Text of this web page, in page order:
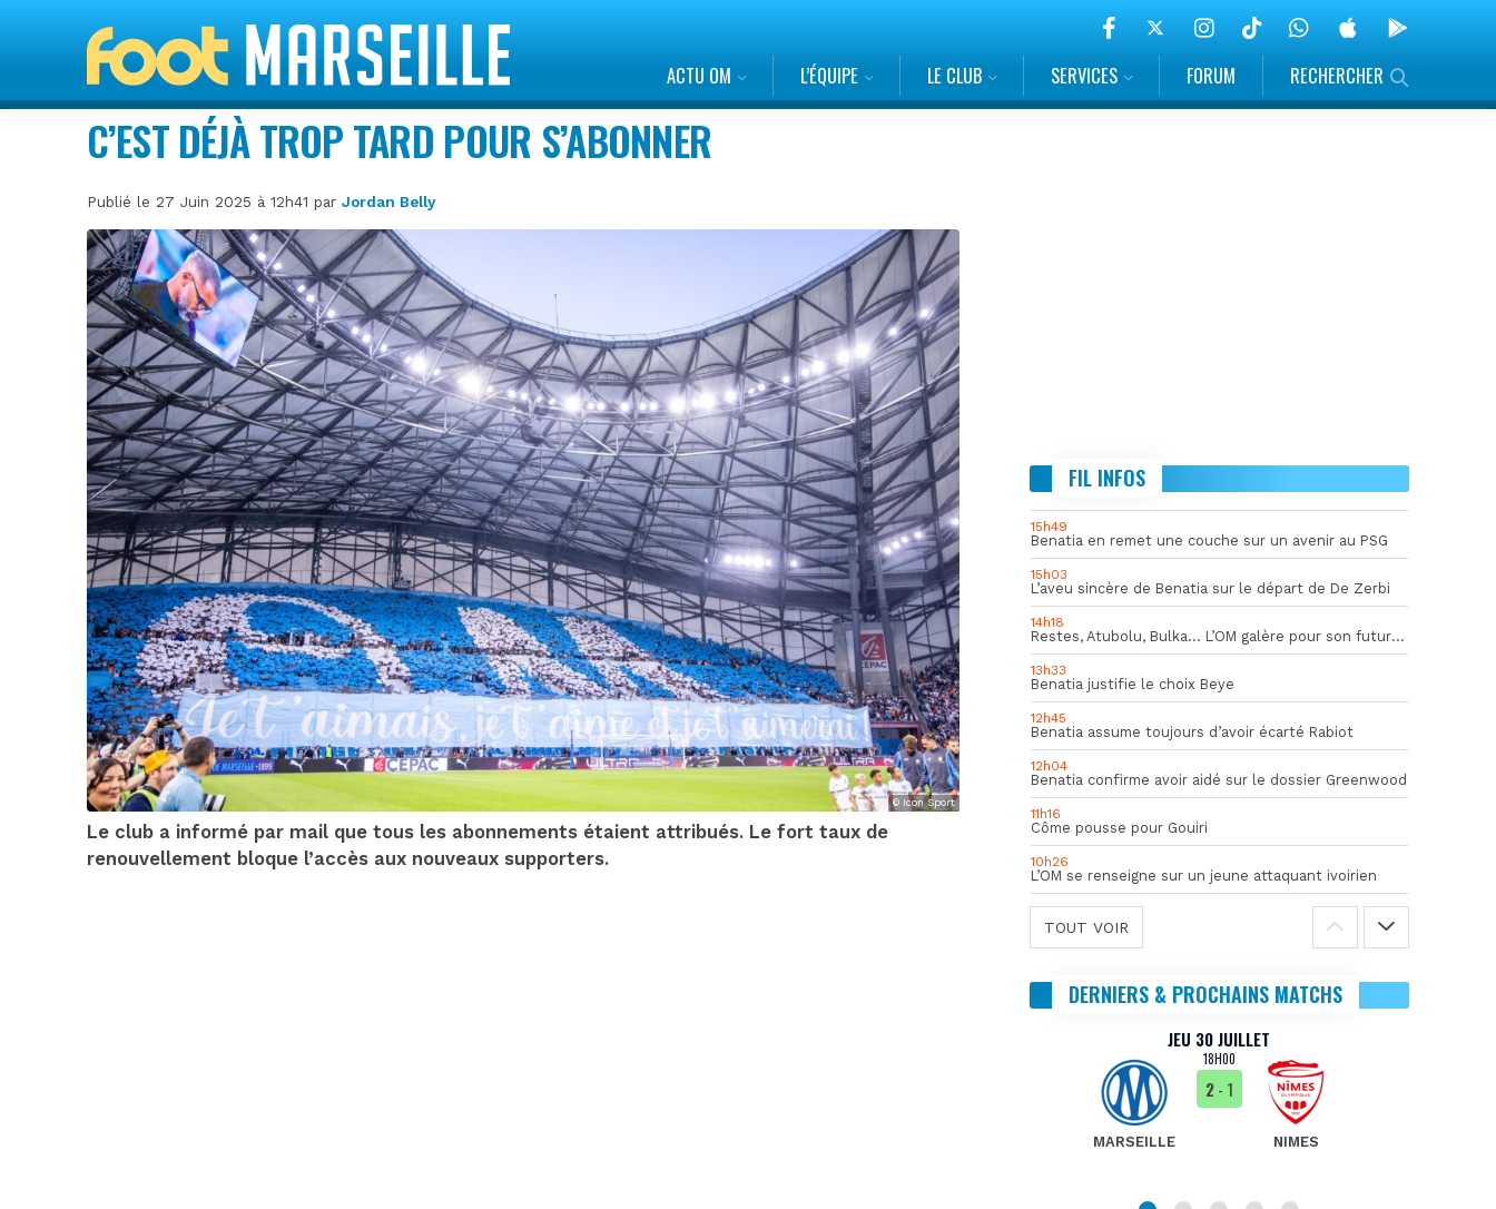
ACTU OM L’ÉQUIPE LE CLUB SERVICES FORUM RECHERCHER
C’EST DÉJÀ TROP TARD POUR S’ABONNER
Publié le 27 Juin 2025 à 12h41 parJordan Belly
© Icon Sport
Le club a informé par mail que tous les abonnements étaient attribués. Le fort taux de
renouvellement bloque l’accès aux nouveaux supporters.
FIL INFOS
15h49
Benatia en remet une couche sur un avenir au PSG
15h03
L’aveu sincère de Benatia sur le départ de De Zerbi
14h18
Restes, Atubolu, Bulka… L’OM galère pour son futur gardien numéro 1
13h33
Benatia justifie le choix Beye
12h45
Benatia assume toujours d’avoir écarté Rabiot
12h04
Benatia confirme avoir aidé sur le dossier Greenwood
11h16
Côme pousse pour Gouiri
10h26
L’OM se renseigne sur un jeune attaquant ivoirien
TOUT VOIR
DERNIERS & PROCHAINS MATCHS
JEU 30 JUILLET
18H00
MARSEILLE
2- 1
NIMES